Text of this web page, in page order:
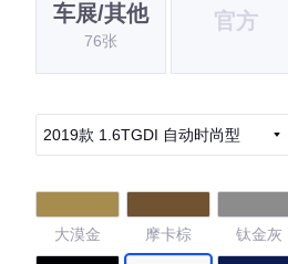
车展/其他
76张
官方
2019款 1.6TGDI 自动时尚型
大漠金 摩卡棕 钛金灰